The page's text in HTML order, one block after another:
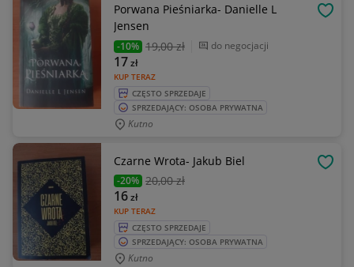
Porwana Pieśniarka- Danielle L
Jensen
-10% 19,00 zł do negocjacji
KUP TERAZ
17zł
CZĘSTO SPRZEDAJE
SPRZEDAJĄCY: OSOBA PRYWATNA
Kutno
Czarne Wrota- Jakub Biel
-20% 20,00 zł
KUP TERAZ
16zł
CZĘSTO SPRZEDAJE
SPRZEDAJĄCY: OSOBA PRYWATNA
Kutno